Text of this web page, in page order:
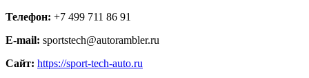
Телефон: +7 499 711 86 91
E-mail: sportstech@autorambler.ru
Сайт: https://sport-tech-auto.ru